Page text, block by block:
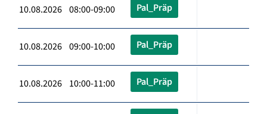
10.08.2026 08:00-09:00 Pal_Präp
10.08.2026 09:00-10:00 Pal_Präp
10.08.2026 10:00-11:00 Pal_Präp